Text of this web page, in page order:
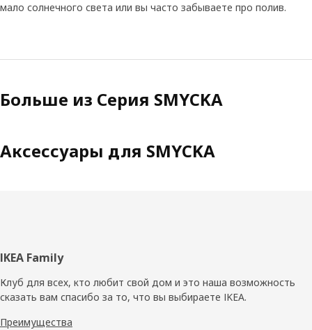
мало солнечного света или вы часто забываете про полив.
Больше из Серия SMYCKA
Аксессуары для SMYCKA
Нижний
колонтитул
IKEA Family
Клуб для всех, кто любит свой дом и это наша возможность
сказать вам спасибо за то, что вы выбираете IKEA.
Преимущества